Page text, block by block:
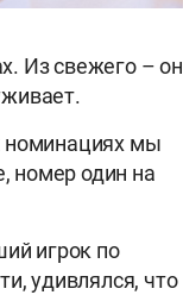
Из свежего – он
номинациях мы
номер один на
игрок по
удивлялся, что